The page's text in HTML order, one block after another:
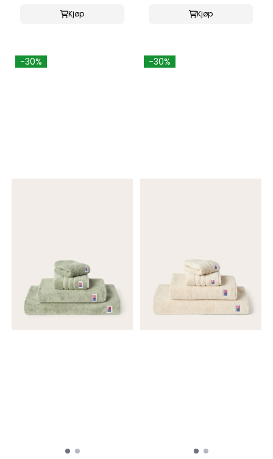
Kjøp
Kjøp
-30% -30%